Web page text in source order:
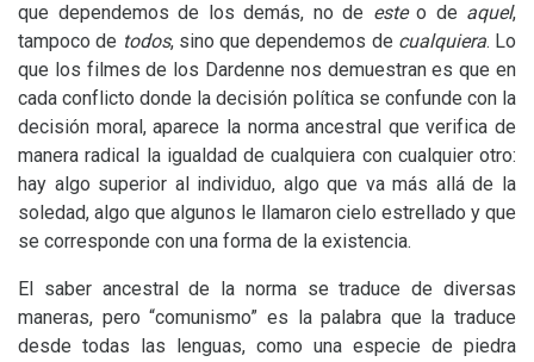
que dependemos de los demás, no de esteo de aquel,
tampoco de todos, sino que dependemos de cualquiera. Lo
que los filmes de los Dardenne nos demuestran es que en
cada conflicto donde la decisión política se confunde con la
decisión moral, aparece la norma ancestral que verifica de
manera radical la igualdad de cualquiera con cualquier otro:
hay algo superior al individuo, algo que va más allá de la
soledad, algo que algunos le llamaron cielo estrellado y que
se corresponde con una forma de la existencia.
El saber ancestral de la norma se traduce de diversas
maneras, pero “comunismo” es la palabra que la traduce
desde todas las lenguas, como una especie de piedra